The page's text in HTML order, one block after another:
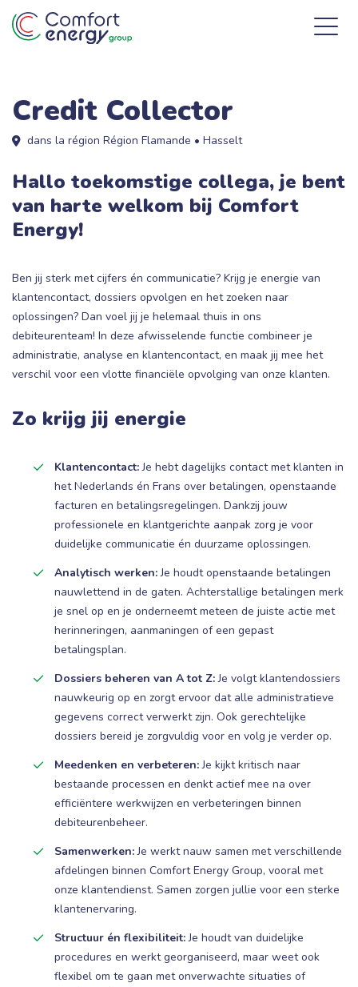
Credit Collector
dans la région Région Flamande • Hasselt
Hallo toekomstige collega, je bent
van harte welkom bij Comfort
Energy!
Ben jij sterk met cijfers én communicatie? Krijg je energie van
klantencontact, dossiers opvolgen en het zoeken naar
oplossingen? Dan voel jij je helemaal thuis in ons
debiteurenteam! In deze afwisselende functie combineer je
administratie, analyse en klantencontact, en maak jij mee het
verschil voor een vlotte financiële opvolging van onze klanten.
Zo krijg jij energie
Klantencontact:Je hebt dagelijks contact met klanten in
het Nederlands én Frans over betalingen, openstaande
facturen en betalingsregelingen. Dankzij jouw
professionele en klantgerichte aanpak zorg je voor
duidelijke communicatie én duurzame oplossingen.
Analytisch werken: Je houdt openstaande betalingen
nauwlettend in de gaten. Achterstallige betalingen merk
je snel op en je onderneemt meteen de juiste actie met
herinneringen, aanmaningen of een gepast
betalingsplan.
Dossiers beheren van A tot Z:Je volgt klantendossiers
nauwkeurig op en zorgt ervoor dat alle administratieve
gegevens correct verwerkt zijn. Ook gerechtelijke
dossiers bereid je zorgvuldig voor en volg je verder op.
Meedenken en verbeteren:Je kijkt kritisch naar
bestaande processen en denkt actief mee na over
efficiëntere werkwijzen en verbeteringen binnen
debiteurenbeheer.
Samenwerken:Je werkt nauw samen met verschillende
afdelingen binnen Comfort Energy Group, vooral met
onze klantendienst. Samen zorgen jullie voor een sterke
klantenervaring.
Structuur én flexibiliteit:Je houdt van duidelijke
procedures en werkt georganiseerd, maar weet ook
flexibel om te gaan met onverwachte situaties of